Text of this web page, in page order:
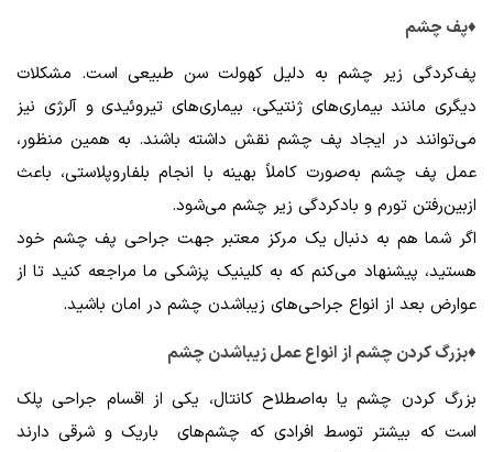
♦پف چشم
پف‌کردگی زیر چشم به دلیل کهولت سن طبیعی است. مشکلات
دیگری مانند بیماری‌های ژنتیکی، بیماری‌های تیروئیدی و آلرژی نیز
می‌توانند در ایجاد پف چشم نقش داشته باشند. به همین منظور،
عمل پف چشم به‌صورت کاملاً بهینه با انجام بلفاروپلاستی، باعث
ازبین‌رفتن تورم و بادکردگی زیر چشم می‌شود.
اگر شما هم به دنبال یک مرکز معتبر جهت جراحی پف چشم خود
هستید، پیشنهاد می‌کنم که به کلینیک پزشکی ما مراجعه کنید تا از
عوارض بعد از انواع جراحی‌های زیباشدن چشم در امان باشید.
♦بزرگ کردن چشم از انواع عمل زیباشدن چشم
بزرگ کردن چشم یا به‌اصطلاح کانتال، یکی از اقسام جراحی پلک
است که بیشتر توسط افرادی که چشم‌های باریک و شرقی دارند